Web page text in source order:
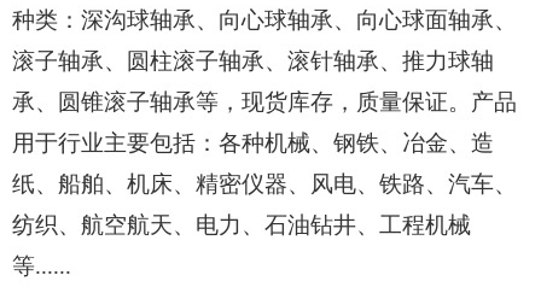
种类：深沟球轴承、向心球轴承、向心球面轴承、
滚子轴承、圆柱滚子轴承、滚针轴承、推力球轴
承、圆锥滚子轴承等，现货库存，质量保证。产品
用于行业主要包括：各种机械、钢铁、冶金、造
纸、船舶、机床、精密仪器、风电、铁路、汽车、
纺织、航空航天、电力、石油钻井、工程机械
等......